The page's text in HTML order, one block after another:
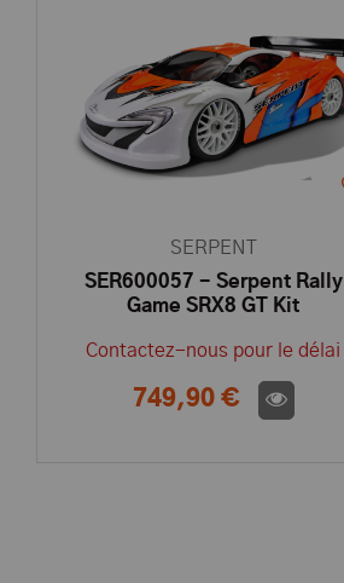
SERPENT
SER600057 - Serpent Rally
Game SRX8 GT Kit
Contactez-nous pour le délai
749,90 €